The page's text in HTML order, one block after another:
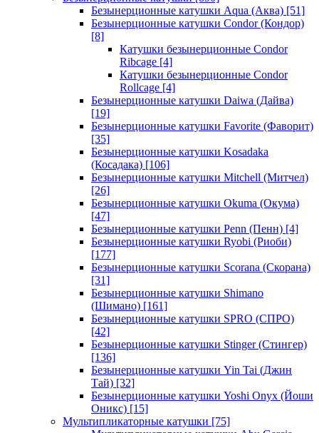
Безынерционные катушки Aqua (Аква) [51]
Безынерционные катушки Condor (Кондор)
[8]
Катушки безынерционные Condor
Ribcage [4]
Катушки безынерционные Condor
Rollcage [4]
Безынерционные катушки Daiwa (Дайва)
[19]
Безынерционные катушки Favorite (Фаворит)
[35]
Безынерционные катушки Kosadaka
(Косадака) [106]
Безынерционные катушки Mitchell (Митчел)
[26]
Безынерционные катушки Okuma (Окума)
[47]
Безынерционные катушки Penn (Пенн) [4]
Безынерционные катушки Ryobi (Риоби)
[177]
Безынерционные катушки Scorana (Скорана)
[31]
Безынерционные катушки Shimano
(Шимано) [161]
Безынерционные катушки SPRO (СПРО)
[42]
Безынерционные катушки Stinger (Стингер)
[136]
Безынерционные катушки Yin Tai (Джин
Тай) [32]
Безынерционные катушки Yoshi Onyx (Йоши
Оникс) [15]
Мультипликаторные катушки [75]